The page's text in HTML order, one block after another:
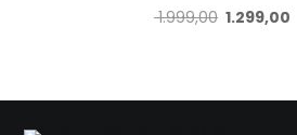
1.999,00
€
1.299,00